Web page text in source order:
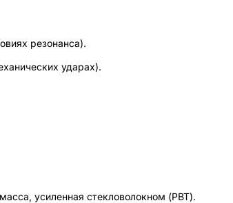
резонанса).
ударах).
усиленная стекловолокном (PBT).